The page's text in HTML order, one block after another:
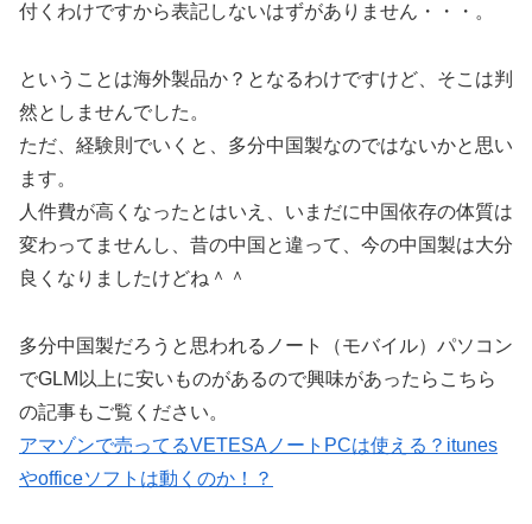
付くわけですから表記しないはずがありません・・・。
ということは海外製品か？となるわけですけど、そこは判
然としませんでした。
ただ、経験則でいくと、多分中国製なのではないかと思い
ます。
人件費が高くなったとはいえ、いまだに中国依存の体質は
変わってませんし、昔の中国と違って、今の中国製は大分
良くなりましたけどね＾＾
多分中国製だろうと思われるノート（モバイル）パソコン
でGLM以上に安いものがあるので興味があったらこちら
の記事もご覧ください。
アマゾンで売ってるVETESAノートPCは使える？itunes
やofficeソフトは動くのか！？